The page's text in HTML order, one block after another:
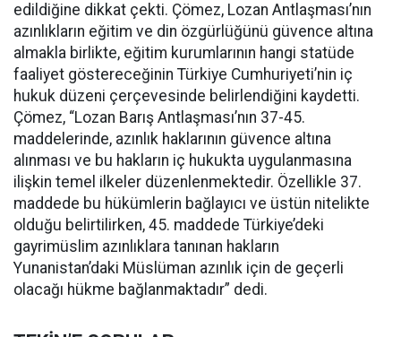
edildiğine dikkat çekti. Çömez, Lozan Antlaşması’nın
azınlıkların eğitim ve din özgürlüğünü güvence altına
almakla birlikte, eğitim kurumlarının hangi statüde
faaliyet göstereceğinin Türkiye Cumhuriyeti’nin iç
hukuk düzeni çerçevesinde belirlendiğini kaydetti.
Çömez, “Lozan Barış Antlaşması’nın 37-45.
maddelerinde, azınlık haklarının güvence altına
alınması ve bu hakların iç hukukta uygulanmasına
ilişkin temel ilkeler düzenlenmektedir. Özellikle 37.
maddede bu hükümlerin bağlayıcı ve üstün nitelikte
olduğu belirtilirken, 45. maddede Türkiye’deki
gayrimüslim azınlıklara tanınan hakların
Yunanistan’daki Müslüman azınlık için de geçerli
olacağı hükme bağlanmaktadır” dedi.